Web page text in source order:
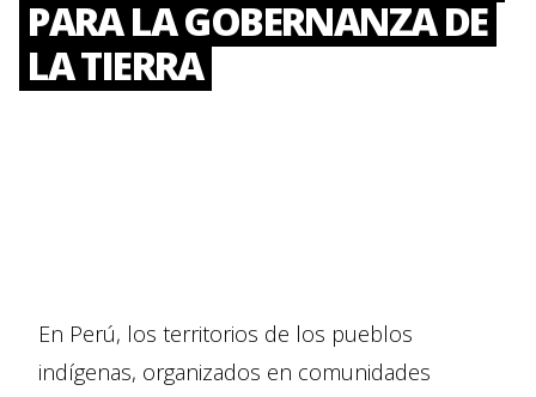
PARA LA GOBERNANZA DE
LA TIERRA
En Perú, los territorios de los pueblos
indígenas, organizados en comunidades